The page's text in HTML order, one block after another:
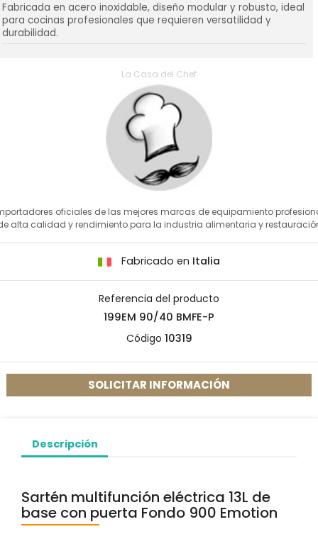
Fabricada en acero inoxidable, diseño modular y robusto, ideal
para cocinas profesionales que requieren versatilidad y
durabilidad.
La Casa del Chef
oficiales de las mejores marcas de equipamiento
alta calidad y rendimiento para la industria alimentaria y
Fabricado en Italia
Referencia del producto
199EM 90/40 BMFE-P
Código 10319
SOLICITAR INFORMACIÓN
Descripción
Sartén multifunción eléctrica 13L de
base con puerta Fondo 900 Emotion